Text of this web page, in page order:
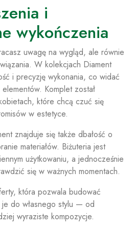
i
wykończenia
uwagę na wygląd, ale równie
W kolekcjach Diament
i precyzję wykonania, co widać
Komplet został
które chcą czuć się
w estetyce.
znajduje się także dbałość o
materiałów. Biżuteria jest
użytkowaniu, a jednocześnie
się w ważnych momentach.
która pozwala budować
do własnego stylu — od
wyraziste kompozycje.